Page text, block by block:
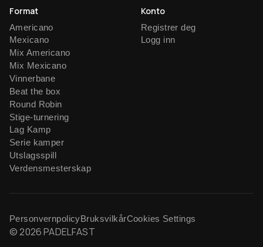
Format
Americano
Mexicano
Mix Americano
Mix Mexicano
Vinnerbane
Beat the box
Round Robin
Stige-turnering
Lag Kamp
Serie kamper
Utslagsspill
Verdensmesterskap
Konto
Registrer deg
Logg inn
© 2026 PADELFAST
PersonvernpolicyBruksvilkårCookies Settings